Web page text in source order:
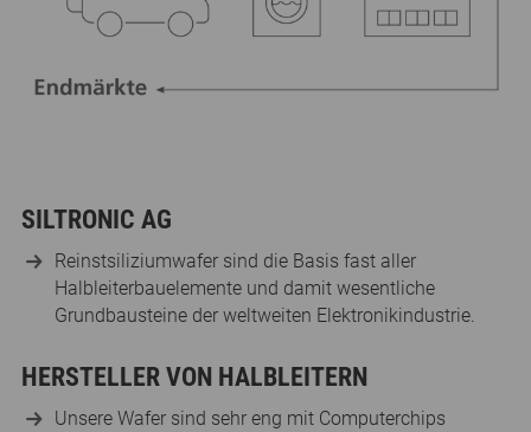
SILTRONIC AG
Reinstsiliziumwafer sind die Basis fast aller
Halbleiterbauelemente und damit wesentliche
Grundbausteine der weltweiten Elektronikindustrie.
HERSTELLER VON HALBLEITERN
Unsere Wafer sind sehr eng mit Computerchips